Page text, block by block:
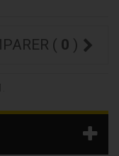
COMPARER ( 0 )